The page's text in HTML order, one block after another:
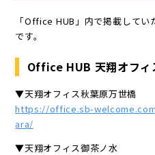
「Office HUB」内で掲載して
です。
Office HUB 天翔オフィ
▼天翔オフィス秋葉原万世橋
https://office.sb-
ara/
▼天翔オフィス御茶ノ水